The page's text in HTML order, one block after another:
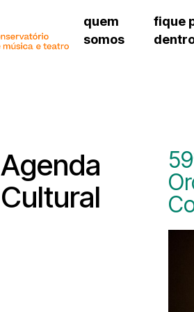
quem
somos
fique
Agenda
Cultural